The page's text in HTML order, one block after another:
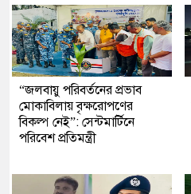
“জলবায়ু পরিবর্তনের প্রভাব
মোকাবিলায় বৃক্ষরোপণের
বিকল্প নেই”: সেন্টমার্টিনে
পরিবেশ প্রতিমন্ত্রী